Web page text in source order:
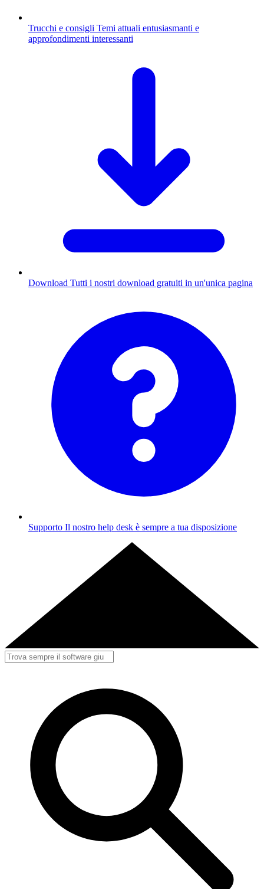
Trucchi e consigli Temi attuali entusiasmanti e
approfondimenti interessanti
Download Tutti i nostri download gratuiti in un'unica pagina
Supporto Il nostro help desk è sempre a tua disposizione